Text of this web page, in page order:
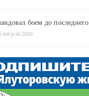
боем до последнего
августа 2026